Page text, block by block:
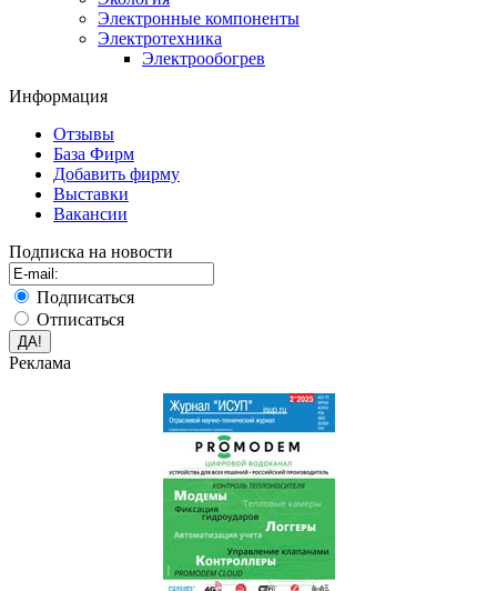
Электронные компоненты
Электротехника
Электрообогрев
Информация
Отзывы
База Фирм
Добавить фирму
Выставки
Вакансии
Подписка на новости
Подписаться
Отписаться
Реклама